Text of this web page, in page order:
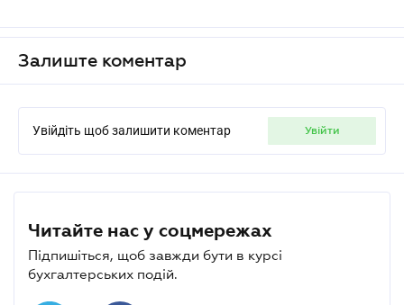
Залиште коментар
Увійдіть щоб залишити коментар увійти
Читайте нас у соцмережах
Підпишіться, щоб завжди бути в курсі
бухгалтерських подій.